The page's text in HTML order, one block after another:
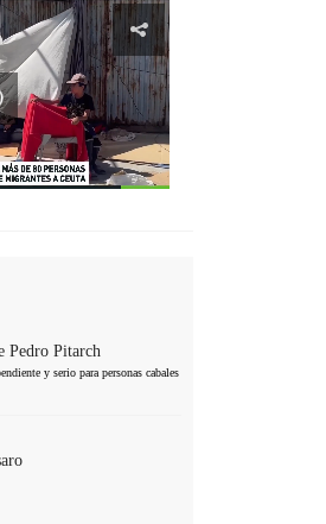
Pedro Pitarch
y serio para personas cabales